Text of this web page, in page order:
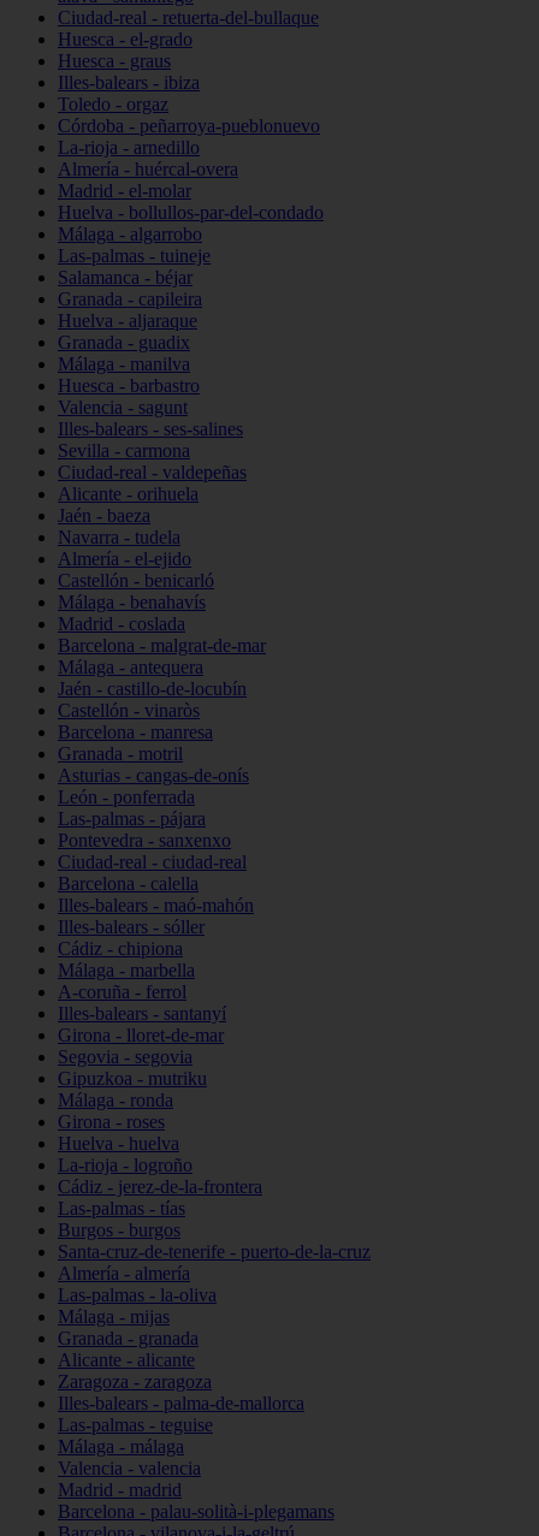
Ciudad-real - retuerta-del-bullaque
Huesca - el-grado
Huesca - graus
Illes-balears - ibiza
Toledo - orgaz
Córdoba - peñarroya-pueblonuevo
La-rioja - arnedillo
Almería - huércal-overa
Madrid - el-molar
Huelva - bollullos-par-del-condado
Málaga - algarrobo
Las-palmas - tuineje
Salamanca - béjar
Granada - capileira
Huelva - aljaraque
Granada - guadix
Málaga - manilva
Huesca - barbastro
Valencia - sagunt
Illes-balears - ses-salines
Sevilla - carmona
Ciudad-real - valdepeñas
Alicante - orihuela
Jaén - baeza
Navarra - tudela
Almería - el-ejido
Castellón - benicarló
Málaga - benahavís
Madrid - coslada
Barcelona - malgrat-de-mar
Málaga - antequera
Jaén - castillo-de-locubín
Castellón - vinaròs
Barcelona - manresa
Granada - motril
Asturias - cangas-de-onís
León - ponferrada
Las-palmas - pájara
Pontevedra - sanxenxo
Ciudad-real - ciudad-real
Barcelona - calella
Illes-balears - maó-mahón
Illes-balears - sóller
Cádiz - chipiona
Málaga - marbella
A-coruña - ferrol
Illes-balears - santanyí
Girona - lloret-de-mar
Segovia - segovia
Gipuzkoa - mutriku
Málaga - ronda
Girona - roses
Huelva - huelva
La-rioja - logroño
Cádiz - jerez-de-la-frontera
Las-palmas - tías
Burgos - burgos
Santa-cruz-de-tenerife - puerto-de-la-cruz
Almería - almería
Las-palmas - la-oliva
Málaga - mijas
Granada - granada
Alicante - alicante
Zaragoza - zaragoza
Illes-balears - palma-de-mallorca
Las-palmas - teguise
Málaga - málaga
Valencia - valencia
Madrid - madrid
Barcelona - palau-solità-i-plegamans